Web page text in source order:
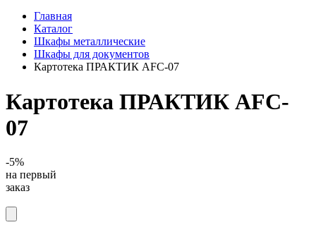
Главная
Каталог
Шкафы металлические
Шкафы для документов
Картотека ПРАКТИК AFC-07
Картотека ПРАКТИК AFC-
07
-5%
на первый
заказ